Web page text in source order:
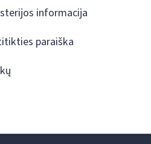
informacija
paraiška